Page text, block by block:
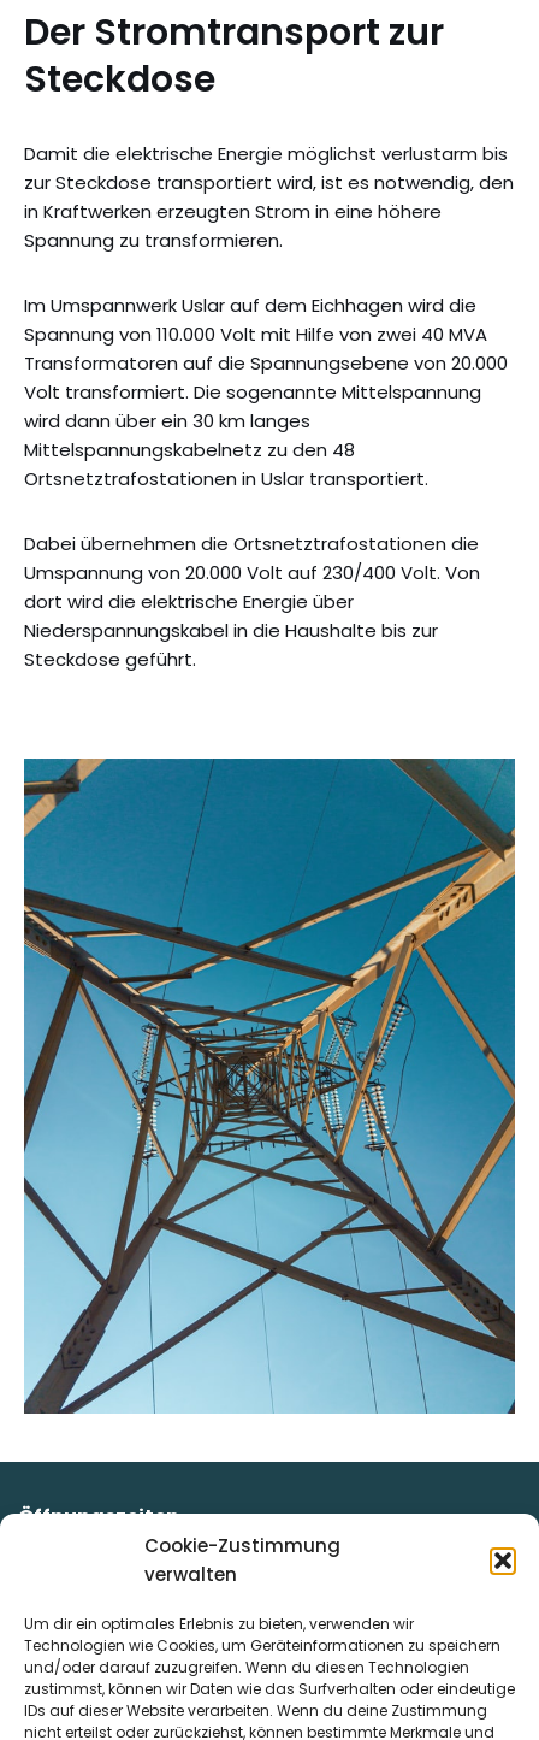
Cookie-Zustimmung
verwalten
Um dir ein optimales Erlebnis zu bieten, verwenden wir
Technologien wie Cookies, um Geräteinformationen zu speichern
und/oder darauf zuzugreifen. Wenn du diesen Technologien
zustimmst, können wir Daten wie das Surfverhalten oder eindeutige
IDs auf dieser Website verarbeiten. Wenn du deine Zustimmung
nicht erteilst oder zurückziehst, können bestimmte Merkmale und
Der Stromtransport zur
Steckdose
Damit die elektrische Energie möglichst verlustarm bis
zur Steckdose transportiert wird, ist es notwendig, den
in Kraftwerken erzeugten Strom in eine höhere
Spannung zu transformieren.
Im Umspannwerk Uslar auf dem Eichhagen wird die
Spannung von 110.000 Volt mit Hilfe von zwei 40 MVA
Transformatoren auf die Spannungsebene von 20.000
Volt transformiert. Die sogenannte Mittelspannung
wird dann über ein 30 km langes
Mittelspannungskabelnetz zu den 48
Ortsnetztrafostationen in Uslar transportiert.
Dabei übernehmen die Ortsnetztrafostationen die
Umspannung von 20.000 Volt auf 230/400 Volt. Von
dort wird die elektrische Energie über
Niederspannungskabel in die Haushalte bis zur
Steckdose geführt.
Öffnungszeiten
Unsere Mitarbeiter/innen stehen Ihnen kompetent und
beratend zur Seite!
Dienstag:07:00 – 12:00 Uhr & von 13:00 – 16:00 Uhr
Mittwoch:07:00 – 12:00 Uhr
Donnerstag:07:00 – 12:00 Uhr & von 13:00 – 16:00 Uhr
Freitag:07:00 – 12.00 Uhr